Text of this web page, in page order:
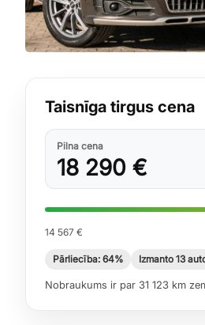
Taisnīga tirgus cena
Pilna cena
18 290 €
14 567 €
Pārliecība: 64% Izmanto 13
Nobraukums ir par 31 123 km